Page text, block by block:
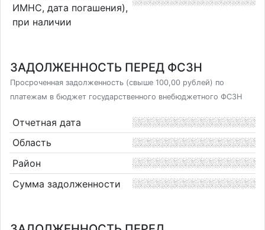
ИМНС, дата погашения),
при наличии
ЗАДОЛЖЕННОСТЬ ПЕРЕД ФСЗН
Просроченная задолженность (свыше 100,00 рублей) по
платежам в бюджет государственного внебюджетного ФСЗН
Отчетная дата
Область
Район
Сумма задолженности